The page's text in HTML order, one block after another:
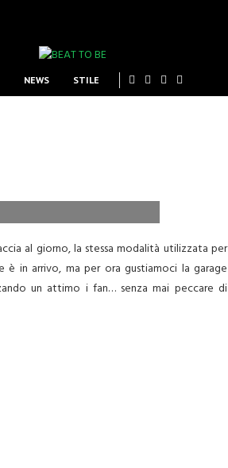
NEWS STILE
al giorno, la stessa modalità utilizzata per
in arrivo, ma per ora gustiamoci la garage
un attimo i fan… senza mai peccare di